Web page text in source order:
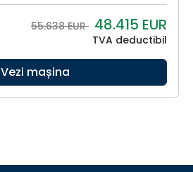
55.638 EUR 48.415 EUR
TVA deductibil
Vezi mașina